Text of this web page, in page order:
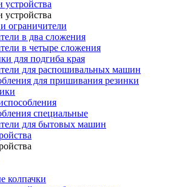
устройства
устройства
ограничители
в два сложения
в четыре сложения
для подгиба края
для распошивальных машин
для пришивания резинки
специальные
для бытовых машин
колпачки